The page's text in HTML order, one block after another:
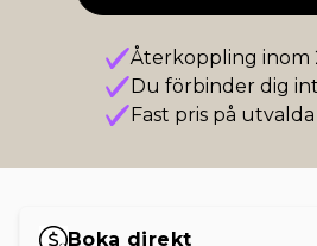
Återkoppling inom
Du förbinder dig
Fast pris på
Boka direkt